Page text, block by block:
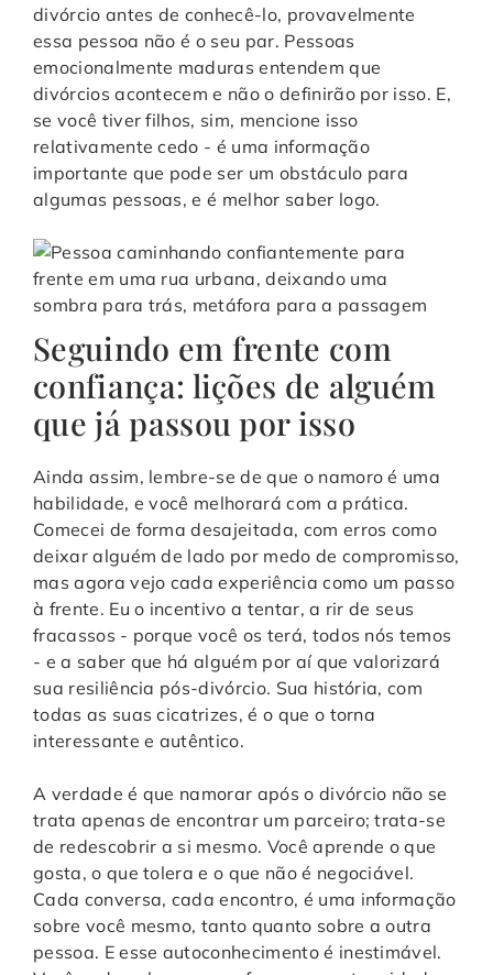
divórcio antes de conhecê-lo, provavelmente
essa pessoa não é o seu par. Pessoas
emocionalmente maduras entendem que
divórcios acontecem e não o definirão por isso. E,
se você tiver filhos, sim, mencione isso
relativamente cedo - é uma informação
importante que pode ser um obstáculo para
algumas pessoas, e é melhor saber logo.
Seguindo em frente com
confiança: lições de alguém
que já passou por isso
Ainda assim, lembre-se de que o namoro é uma
habilidade, e você melhorará com a prática.
Comecei de forma desajeitada, com erros como
deixar alguém de lado por medo de compromisso,
mas agora vejo cada experiência como um passo
à frente. Eu o incentivo a tentar, a rir de seus
fracassos - porque você os terá, todos nós temos
- e a saber que há alguém por aí que valorizará
sua resiliência pós-divórcio. Sua história, com
todas as suas cicatrizes, é o que o torna
interessante e autêntico.
A verdade é que namorar após o divórcio não se
trata apenas de encontrar um parceiro; trata-se
de redescobrir a si mesmo. Você aprende o que
gosta, o que tolera e o que não é negociável.
Cada conversa, cada encontro, é uma informação
sobre você mesmo, tanto quanto sobre a outra
pessoa. E esse autoconhecimento é inestimável.